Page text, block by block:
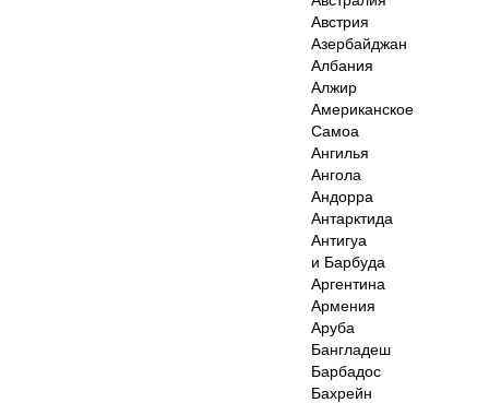
Австрия
Азербайджан
Албания
Алжир
Американское
Самоа
Ангилья
Ангола
Андорра
Антарктида
Антигуа
и Барбуда
Аргентина
Армения
Аруба
Бангладеш
Барбадос
Бахрейн